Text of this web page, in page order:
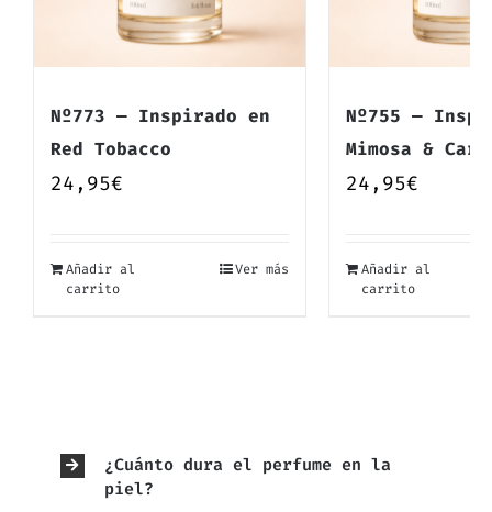
Nº773 — Inspirado en
Red Tobacco
24,95€
Añadir al
carrito
Ver más
Nº755 —
Mimosa &
24,95€
Añadir al
carrito
¿Cuánto dura el perfume en la
piel?